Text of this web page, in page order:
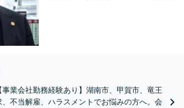
事業会社勤務経験あり】湖南市、甲賀市、竜王
不当解雇、ハラスメントでお悩みの方へ。会